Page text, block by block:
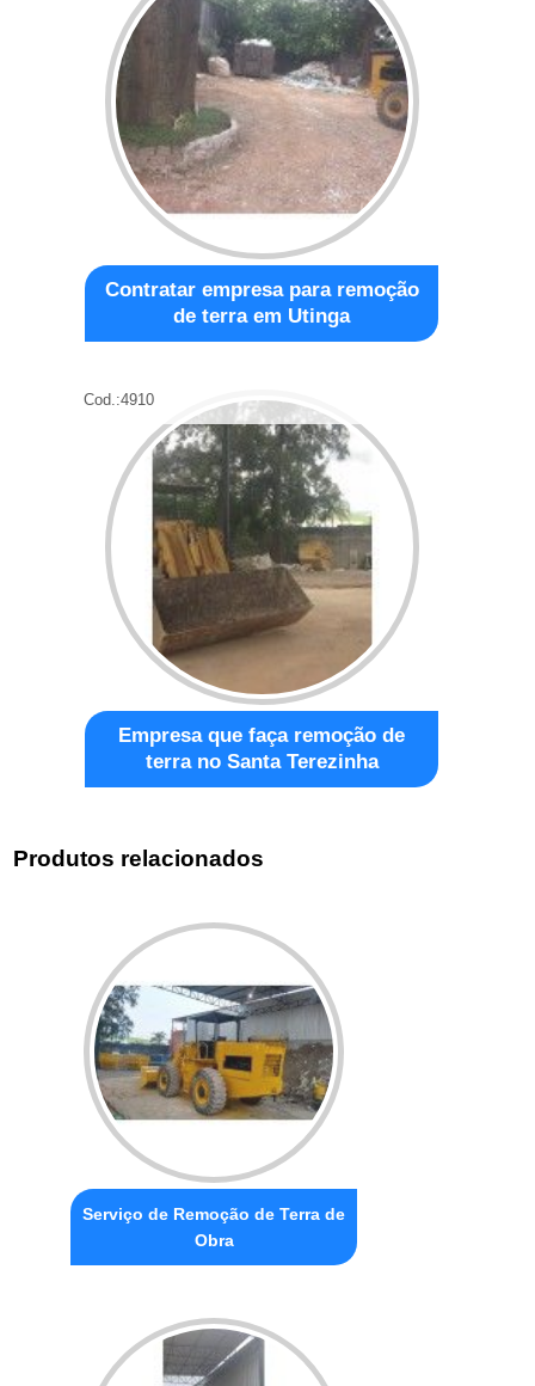
Contratar empresa para remoção
de terra em Utinga
Cod.:4910
Empresa que faça remoção de
terra no Santa Terezinha
Produtos relacionados
Serviço de Remoção de Terra de
Obra